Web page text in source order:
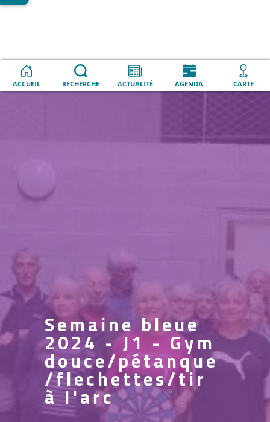
ACCUEIL RECHERCHE ACTUALITÉ AGENDA CARTE
Accueil Lesquin en
image
Semaine bleue 2024 - J1 - Gym
douce/pétanque/flechettes/tir à l'arc
Semaine bleue
2024 - J1 - Gym
douce/pétanque
/flechettes/tir
à l'arc